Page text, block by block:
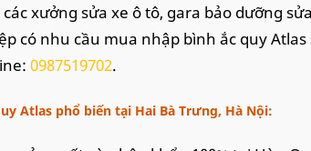
xưởng sửa xe ô tô, gara bảo dưỡng
có nhu cầu mua nhập bình ắc quy
0987519702.
Atlas phổ biến tại Hai Bà Trưng, Hà Nội: